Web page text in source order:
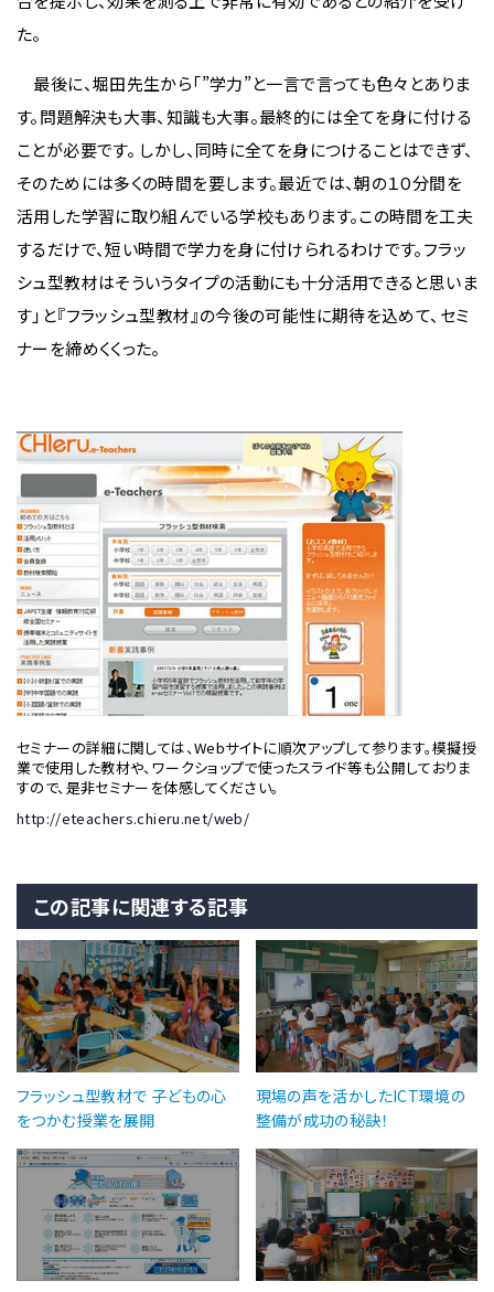
た。
最後に、堀田先生から「”学力”と一言で言っても色々とありま
す。問題解決も大事、知識も大事。最終的には全てを身に付ける
ことが必要です。 しかし、同時に全てを身につけることはできず、
そのためには多くの時間を要します。最近では、朝の１０分間を
活用した学習に取り組んでいる学校もあります。この時間を工夫
するだけで、短い時間で学力を身に付けられるわけです。フラッ
シュ型教材はそういうタイプの活動にも十分活用できると思いま
す」と『フラッシュ型教材』の今後の可能性に期待を込めて、セミ
ナーを締めくくった。
セミナーの詳細に関しては、Webサイトに順次アップして参ります。模擬授
業で使用した教材や、ワークショップで使ったスライド等も公開しておりま
すので、是非セミナーを体感してください。
http://eteachers.chieru.net/web/
この記事に関連する記事
フラッシュ型教材で 子どもの心
をつかむ授業を展開
現場の声を活かしたICT環境の
整備が成功の秘訣！